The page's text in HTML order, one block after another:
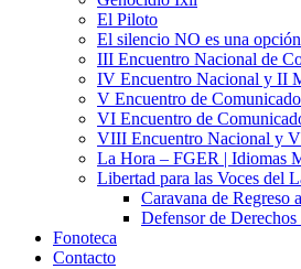
El Piloto
El silencio NO es una opción
III Encuentro Nacional de
IV Encuentro Nacional y II
V Encuentro de
VI Encuentro de
VIII Encuentro Nacional y V
La Hora – FGER | Idiomas
Libertad para las Voces del
Caravana de Regreso
Defensor de
Fonoteca
Contacto